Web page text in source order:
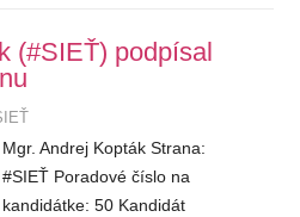
(#SIEŤ) podpísal
Mgr. Andrej Kopták Strana:
#SIEŤ Poradové číslo na
kandidátke: 50 Kandidát